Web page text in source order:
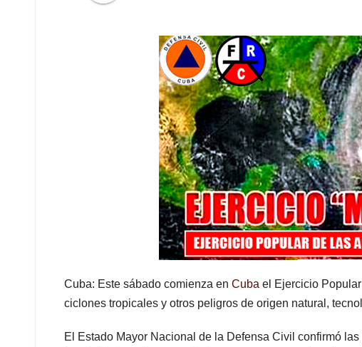
Cuba: Este sábado comienza en Cuba el Ejercicio
ciclones tropicales y otros peligros de origen natural,
El Estado Mayor Nacional de la Defensa Civil confirmó